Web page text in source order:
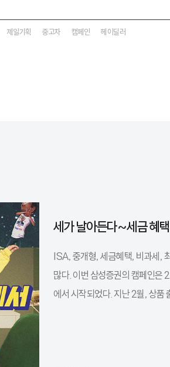
제일기획 중고차 캠페인 헤이딜러
세가 날아든다~세금 혜
ISA, 중개형, 세금혜택, 비과세,
많다. 이번 삼성증권의 캠페인은
에서 시작되었다. 지난 2월, 상품